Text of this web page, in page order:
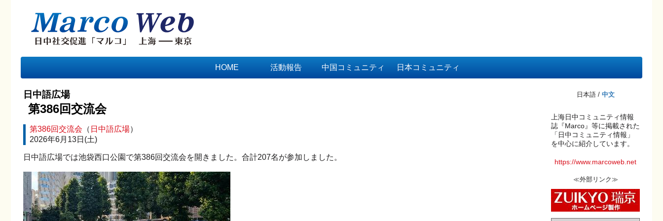
HOME 活動報告 中国コミュニティ 日本コミュニティ
日中語広場
第386回交流会
第386回交流会 （ 日中語広場）
2026年6月13日(土)
日中語広場では池袋西口公園で第386回交流会を開きました。合計207名が参加しました。
日本語 / 中文
上海日中コミュニティ情報
誌『Marco』等に掲載された
「日中コミュニティ情報」
を中心に紹介しています。
https://www.marcoweb.net
≪外部リンク≫